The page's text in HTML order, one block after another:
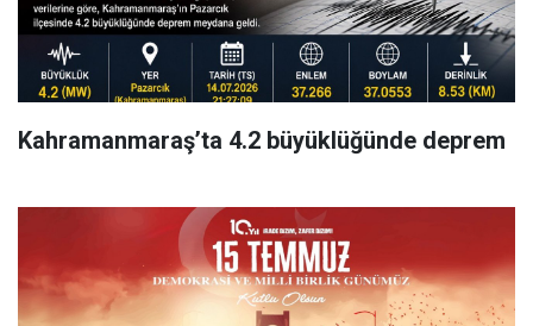
Kahramanmaraş’ta 4.2 büyüklüğünde deprem